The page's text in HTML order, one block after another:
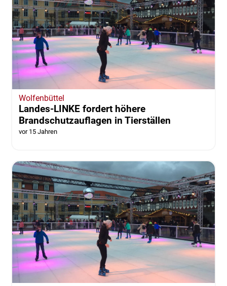
Wolfenbüttel
Landes-LINKE fordert höhere
Brandschutzauflagen in Tierställen
vor 15 Jahren